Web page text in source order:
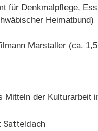
für Denkmalpflege,
Heimatbund)
Marstaller (ca.
Mitteln der Kulturarbeit